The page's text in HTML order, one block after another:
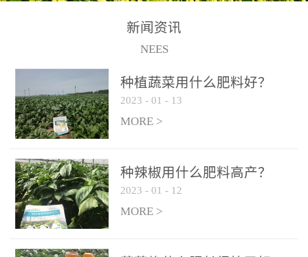
周喷施一次。5、冲施及滴
灌：亩用量2-3公斤，冲施
进水75%后再进肥效果更
佳。
土用本品30g-50g追肥或作
底肥。
(2019)准字15306号【使用
灌及无土栽培和营养液的
配方施肥。1、苗期冲施、
滴灌:3-5kg/亩/次(45-75kg/
公顷/次)。2、花前花后或
生长前期︰冲施、滴灌2.5-
5kg/亩/次配合大量元素水
溶肥一起使用，花芽、花
苞饱满，座果率高。3、幼
(2019)准字15306号【使用
方法】适合于基施、追
灌及无土栽培和营养液的
配方施肥。1、苗期冲施、
5kg/亩/次配合大量元素水
新闻资讯
NEES
种植蔬菜用什么肥料好？
2023 - 01 - 13
MORE >
种辣椒用什么肥料高产？
2023 - 01 - 12
MORE >